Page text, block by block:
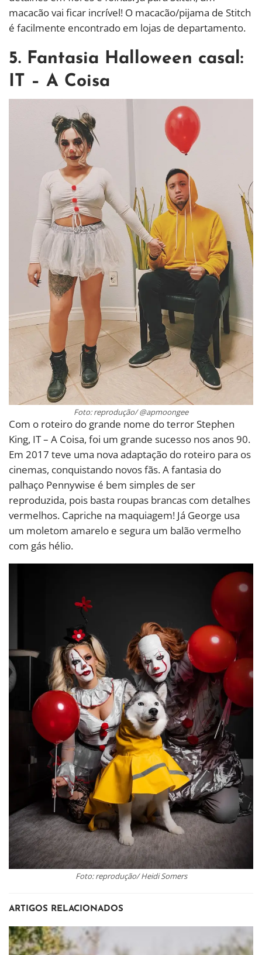
macacão vai ficar incrível! O macacão/pijama de Stitch
é facilmente encontrado em lojas de departamento.
5. Fantasia Halloween casal:
IT – A Coisa
Foto: reprodução/ @apmoongee
Com o roteiro do grande nome do terror Stephen
King, IT – A Coisa, foi um grande sucesso nos anos 90.
Em 2017 teve uma nova adaptação do roteiro para os
cinemas, conquistando novos fãs. A fantasia do
palhaço Pennywise é bem simples de ser
reproduzida, pois basta roupas brancas com detalhes
vermelhos. Capriche na maquiagem! Já George usa
um moletom amarelo e segura um balão vermelho
com gás hélio.
Foto: reprodução/ Heidi Somers
ARTIGOS RELACIONADOS